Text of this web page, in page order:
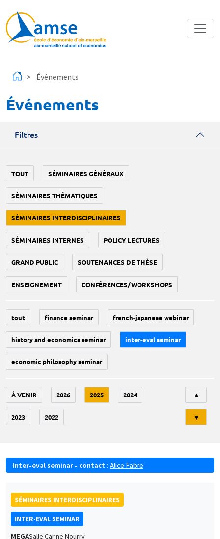
Événements
Événements
Filtres
TOUT SÉMINAIRES GÉNÉRAUX
SÉMINAIRES THÉMATIQUES
SÉMINAIRES INTERDISCIPLINAIRES
SÉMINAIRES INTERNES POLICY LECTURES
GRAND PUBLIC SOUTENANCES DE THÈSE
ENSEIGNEMENT CONFÉRENCES/WORKSHOPS
tout finance seminar french-japanese webinar
history and economics seminar inter-eval seminar
economic philosophy seminar
À VENIR 2026 2025 2024
2023 2022
▲
▼
Inter-eval seminar - contact : Alice Fabre
SÉMINAIRES INTERDISCIPLINAIRES
INTER-EVAL SEMINAR
MEGASalle Carine Nourry